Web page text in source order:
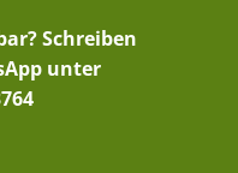
Schreiben
unter